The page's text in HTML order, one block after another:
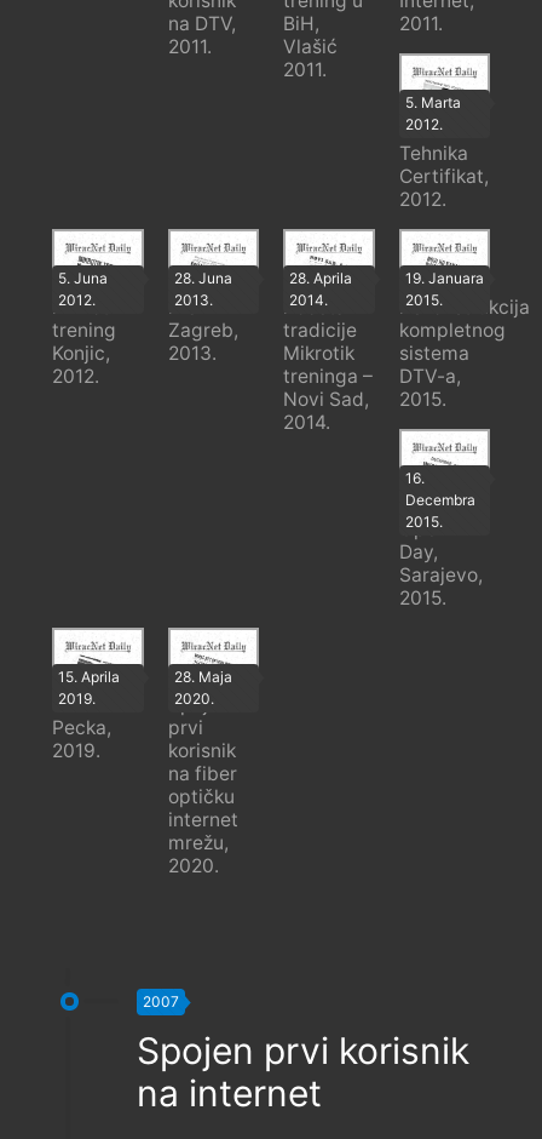
na DTV,
2011.
BiH,
Vlašić
2011.
2011.
5. Marta
2012.
SAF
Tehnika
Certifikat,
2012.
5. Juna
2012.
Mikrotik
trening
Konjic,
2012.
28. Juna
2013.
MUM
Zagreb,
2013.
28. Aprila
2014.
Početak
tradicije
Mikrotik
treninga –
Novi Sad,
2014.
19. Januara
2015.
Rekonstrukcija
kompletnog
sistema
DTV-a,
2015.
16.
Decembra
2015.
Mikrotik
Open
Day,
Sarajevo,
2015.
15. Aprila
2019.
Wild WiFi
Pecka,
2019.
28. Maja
2020.
Spojen
prvi
korisnik
na fiber
optičku
internet
mrežu,
2020.
2007
Spojen prvi korisnik
na internet